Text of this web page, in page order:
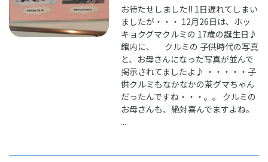
お待たせしました!! 1日遅れてしまい
ましたが・・・ 12月26日は、ホッ
キョクグマクルミの 17歳の誕生日♪
館内に、 クルミの 子供時代の写真
と、お母さんになった写真が並んで
掲示されてましたよ♪ ・・・・・子
供クルミもなかなかの茶グマちゃん
だったんですね・・・。。 クルミの
お母さんも、絶対喜んでますよね。
...